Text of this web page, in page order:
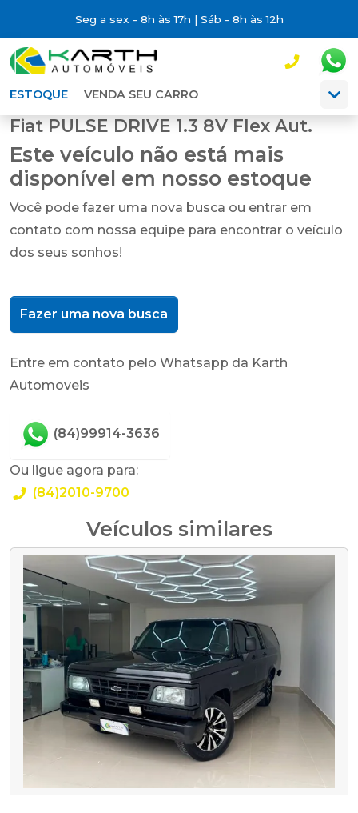
Seg a sex - 8h às 17h | Sáb - 8h às 12h
ESTOQUE VENDA SEU CARRO
Fiat PULSE DRIVE 1.3 8V Flex Aut.
Este veículo não está mais
disponível em nosso estoque
Você pode fazer uma nova busca ou entrar em
contato com nossa equipe para encontrar o veículo
dos seus sonhos!
Fazer uma nova busca
Entre em contato pelo Whatsapp da Karth
Automoveis
(84)99914-3636
Ou ligue agora para:
(84)2010-9700
Veículos similares